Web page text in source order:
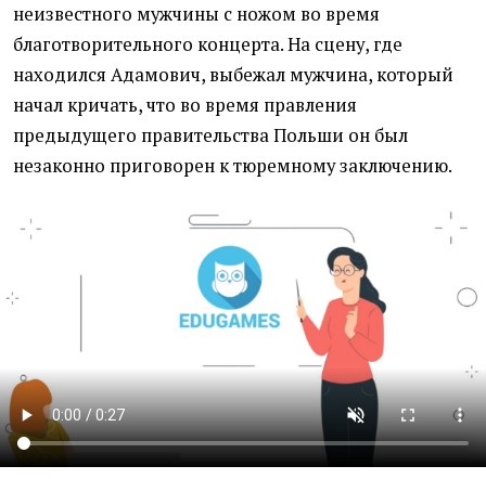
неизвестного мужчины с ножом во время
благотворительного концерта. На сцену, где
находился Адамович, выбежал мужчина, который
начал кричать, что во время правления
предыдущего правительства Польши он был
незаконно приговорен к тюремному заключению.